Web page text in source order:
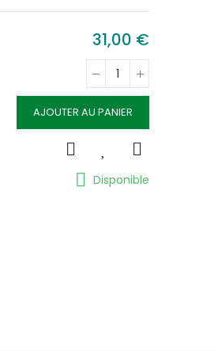
31,00 €
AJOUTER AU PANIER
Disponible